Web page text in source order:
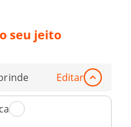
seu jeito
Editar